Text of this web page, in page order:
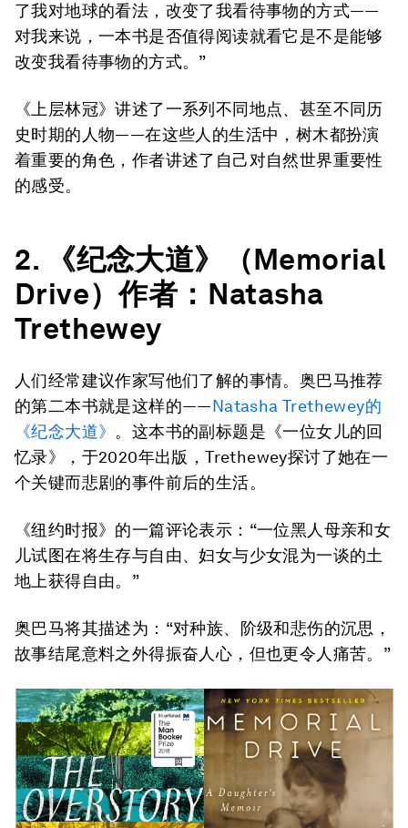
了我对地球的看法，改变了我看待事物的方式——
对我来说，一本书是否值得阅读就看它是不是能够
改变我看待事物的方式。”
《上层林冠》讲述了一系列不同地点、甚至不同历
史时期的人物——在这些人的生活中，树木都扮演
着重要的角色，作者讲述了自己对自然世界重要性
的感受。
2. 《纪念大道》（Memorial
Drive）作者：Natasha
Trethewey
人们经常建议作家写他们了解的事情。奥巴马推荐
的第二本书就是这样的——Natasha Trethewey的
《纪念大道》 。这本书的副标题是《一位女儿的回
忆录》，于2020年出版，Trethewey探讨了她在一
个关键而悲剧的事件前后的生活。
《纽约时报》的一篇评论表示：“一位黑人母亲和女
儿试图在将生存与自由、妇女与少女混为一谈的土
地上获得自由。”
奥巴马将其描述为：“对种族、阶级和悲伤的沉思，
故事结尾意料之外得振奋人心，但也更令人痛苦。”